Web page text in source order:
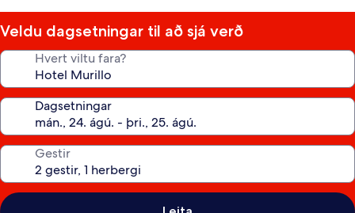
Veldu dagsetningar til að sjá verð
Hvert viltu fara?
Dagsetningar
Gestir